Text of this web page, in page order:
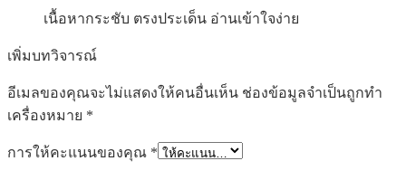
เนื้อหากระชับ ตรงประเด็น อ่านเข้าใจง่าย
เพิ่มบทวิจารณ์
อีเมลของคุณจะไม่แสดงให้คนอื่นเห็น ช่องข้อมูลจำเป็นถูกทำ
เครื่องหมาย *
การให้คะแนนของคุณ *